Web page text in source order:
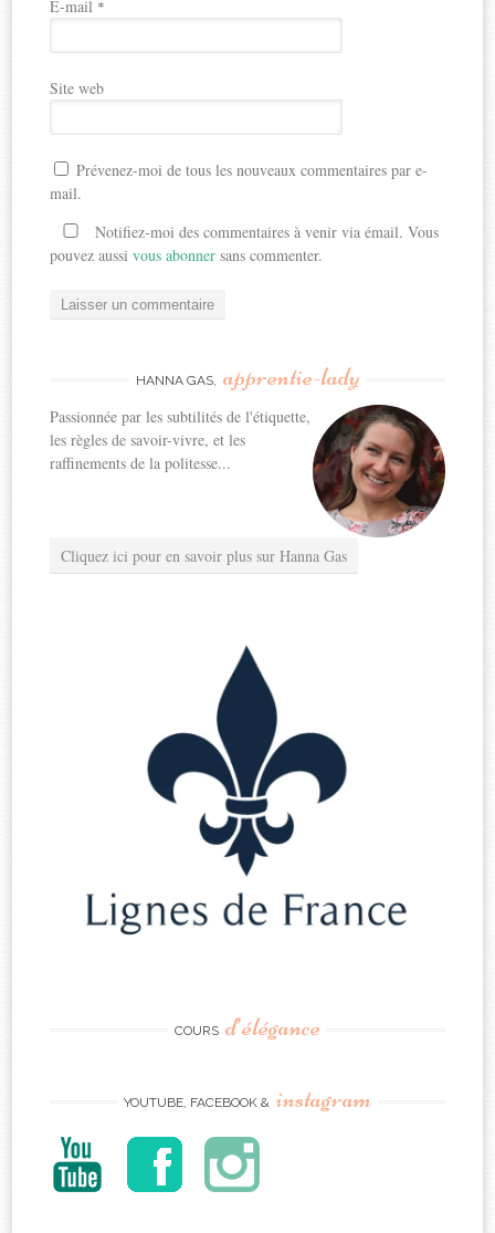
E-mail *
Site web
Prévenez-moi de tous les nouveaux commentaires par e-
mail.
Notifiez-moi des commentaires à venir via émail. Vous
pouvez aussivous abonner sans commenter.
HANNA GAS, apprentie-lady
Passionnée par les subtilités de l'étiquette,
les règles de savoir-vivre, et les
raffinements de la politesse...
Cliquez ici pour en savoir plus sur Hanna Gas
COURS d’élégance
YOUTUBE, FACEBOOK & instagram